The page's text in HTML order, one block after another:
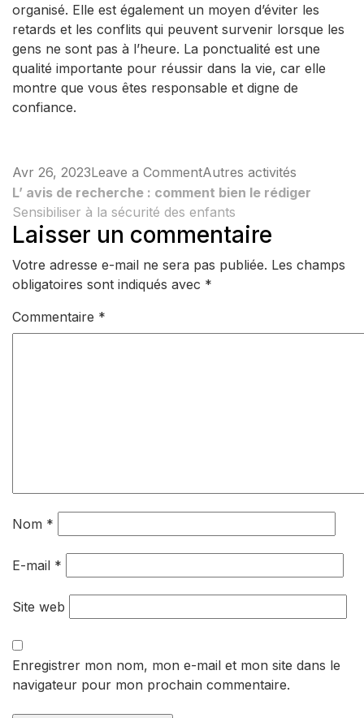
organisé. Elle est également un moyen d’éviter les
retards et les conflits qui peuvent survenir lorsque les
gens ne sont pas à l’heure. La ponctualité est une
qualité importante pour réussir dans la vie, car elle
montre que vous êtes responsable et digne de
confiance.
Avr 26, 2023Leave a Commenton
Campagne
de
rentrée
2021-
Autres activités
Navigation
de
l’article
L’ avis de recherche : comment bien le rédiger
Sensibiliser à la sécurité des enfants
Laisser un commentaire
Votre adresse e-mail ne sera pas publiée. Les champs
obligatoires sont indiqués avec *
Commentaire *
Nom *
E-mail *
Site web
Enregistrer mon nom, mon e-mail et mon site dans le
navigateur pour mon prochain commentaire.